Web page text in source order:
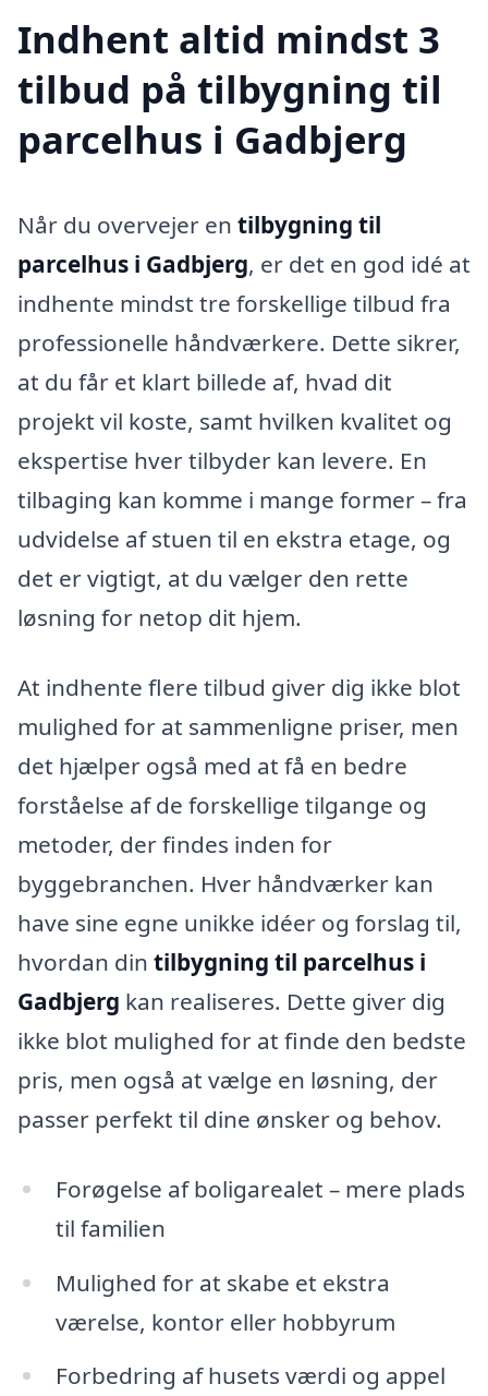
Indhent altid mindst 3
tilbud på tilbygning til
parcelhus i Gadbjerg
Når du overvejer en tilbygning til
parcelhus i Gadbjerg, er det en god idé at
indhente mindst tre forskellige tilbud fra
professionelle håndværkere. Dette sikrer,
at du får et klart billede af, hvad dit
projekt vil koste, samt hvilken kvalitet og
ekspertise hver tilbyder kan levere. En
tilbaging kan komme i mange former – fra
udvidelse af stuen til en ekstra etage, og
det er vigtigt, at du vælger den rette
løsning for netop dit hjem.
At indhente flere tilbud giver dig ikke blot
mulighed for at sammenligne priser, men
det hjælper også med at få en bedre
forståelse af de forskellige tilgange og
metoder, der findes inden for
byggebranchen. Hver håndværker kan
have sine egne unikke idéer og forslag til,
hvordan din tilbygning til parcelhus i
Gadbjerg kan realiseres. Dette giver dig
ikke blot mulighed for at finde den bedste
pris, men også at vælge en løsning, der
passer perfekt til dine ønsker og behov.
Forøgelse af boligarealet – mere plads
til familien
Mulighed for at skabe et ekstra
værelse, kontor eller hobbyrum
Forbedring af husets værdi og appel